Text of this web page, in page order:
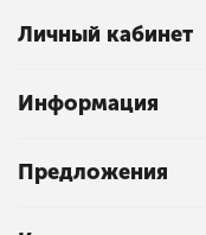
Безопасность:
Преимущества
Автоматизация
ручной регулировки,
Личный кабинет
Информация
Предложения